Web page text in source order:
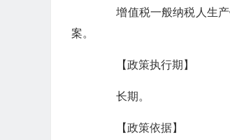
增值税一般纳税人生产
案。
【政策执行期】
长期。
【政策依据】